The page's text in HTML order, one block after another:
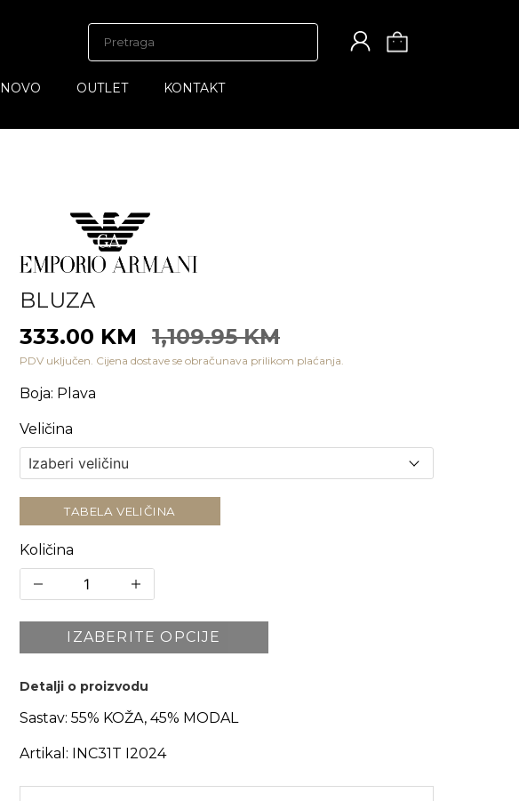
NOVO OUTLET KONTAKT
BLUZA
333.00 KM
1,109.95 KM
PDV uključen. Cijena dostave se obračunava prilikom plaćanja.
Boja: Plava
Veličina
TABELA VELIČINA
Količina
IZABERITE OPCIJE
Detalji o proizvodu
Sastav: 55% KOŽA, 45% MODAL
Artikal: INC31T I2024